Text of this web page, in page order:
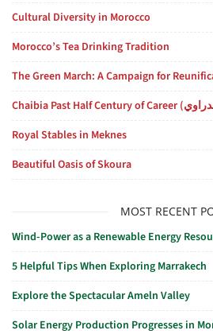
Cultural Diversity in Morocco
Morocco’s Tea Drinking Tradition
The Green March: A Campaign for
Royal Stables in Meknes
Beautiful Oasis of Skoura
MOST RECENT
Wind-Power as a Renewable Energy
5 Helpful Tips When Exploring Marrakech
Explore the Spectacular Ameln Valley
Solar Energy Production Progresses in